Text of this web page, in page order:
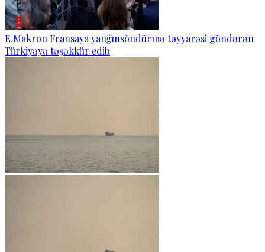
E.Makron Fransaya yanğınsöndürmə təyyarəsi göndərən
Türkiyəyə təşəkkür edib